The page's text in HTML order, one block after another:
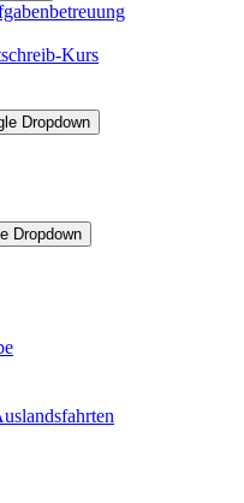
Kurs
Dropdown
Dropdown